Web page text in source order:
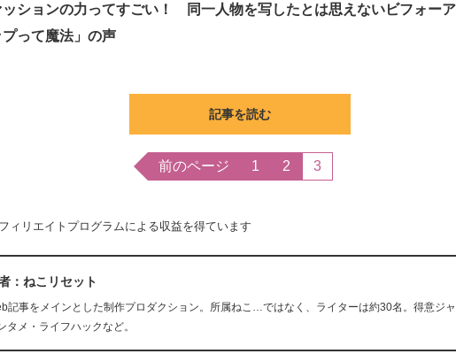
ッションの力ってすごい！ 同一人物を写したとは思えないビフォー
プって魔法」の声
記事を読む
前のページ 1 2 3
ィリエイトプログラムによる収益を得ています
：ねこリセット
記事をメインとした制作プロダクション。所属ねこ…ではなく、ライターは約30名。得意ジャ
タメ・ライフハックなど。